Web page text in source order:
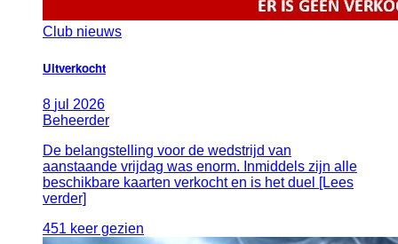
Club nieuws
Uitverkocht
8 jul 2026
Beheerder
De belangstelling voor de wedstrijd van
aanstaande vrijdag was enorm. Inmiddels zijn alle
beschikbare kaarten verkocht en is het duel [Lees
verder]
451 keer gezien